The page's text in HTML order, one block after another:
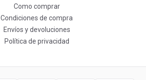
Como comprar
Condiciones de compra
Envíos y devoluciones
Política de privacidad